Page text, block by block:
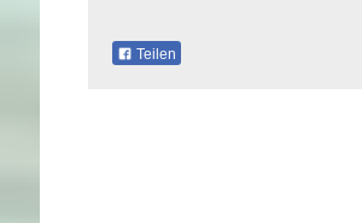
Teilen